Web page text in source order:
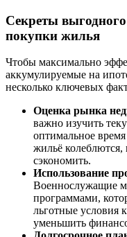
Секреты выгодного
покупки жилья
Чтобы максимально
аккумулируемые на
несколько ключевых
Оценка рынка
важно изучить
оптимальное
жильё
сэкономить.
Использование
Военнослужащие
программами,
льготные условия
уменьшить